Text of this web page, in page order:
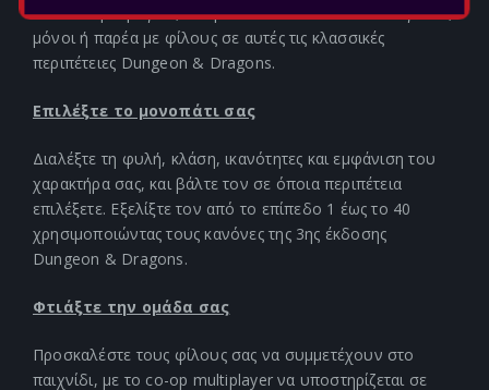
Ανακαλύψτε μαγεία, θαύματα και κίνδυνο σε κάθε γωνιά,
μόνοι ή παρέα με φίλους σε αυτές τις κλασσικές
περιπέτειες Dungeon & Dragons.
Επιλέξτε το μονοπάτι σας
Διαλέξτε τη φυλή, κλάση, ικανότητες και εμφάνιση του
χαρακτήρα σας, και βάλτε τον σε όποια περιπέτεια
επιλέξετε. Εξελίξτε τον από το επίπεδο 1 έως το 40
χρησιμοποιώντας τους κανόνες της 3ης έκδοσης
Dungeon & Dragons.
Φτιάξτε την ομάδα σας
Προσκαλέστε τους φίλους σας να συμμετέχουν στο
παιχνίδι, με το co-op multiplayer να υποστηρίζεται σε